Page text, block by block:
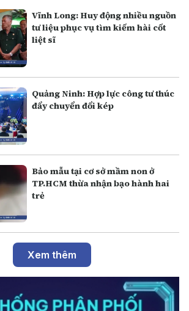
Vĩnh Long: Huy động nhiều nguồn
tư liệu phục vụ tìm kiếm hài cốt
liệt sĩ
Quảng Ninh: Hợp lực công tư thúc
đẩy chuyển đổi kép
Bảo mẫu tại cơ sở mầm non ở
TP.HCM thừa nhận bạo hành hai
trẻ
Xem thêm